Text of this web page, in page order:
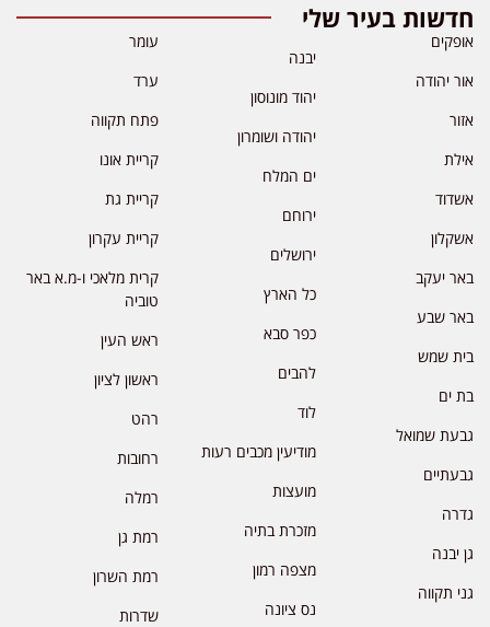
חדשות בעיר שלי
אופקים
אור יהודה
אזור
אילת
אשדוד
אשקלון
באר יעקב
באר שבע
בית שמש
בת ים
גבעת שמואל
גבעתיים
גדרה
גן יבנה
גני תקווה
יבנה
יהוד מונוסון
יהודה ושומרון
ים המלח
ירוחם
ירושלים
כל הארץ
כפר סבא
להבים
לוד
מודיעין מכבים רעות
מועצות
מזכרת בתיה
מצפה רמון
נס ציונה
עומר
ערד
פתח תקווה
קריית אונו
קריית גת
קריית עקרון
קרית מלאכי ו-מ.א באר
טוביה
ראש העין
ראשון לציון
רהט
רחובות
רמלה
רמת גן
רמת השרון
שדרות